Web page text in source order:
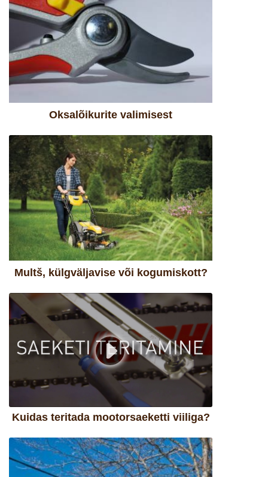
Oksalõikurite valimisest
Multš, külgväljavise või kogumiskott?
Kuidas teritada mootorsaeketti viiliga?